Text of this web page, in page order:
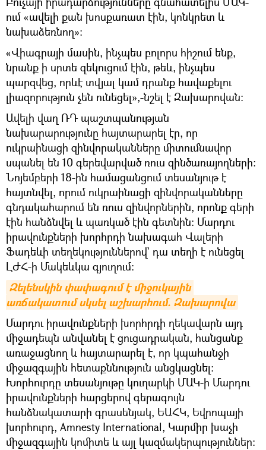
ում «ավելի քան խոսքառատ էին, կոնկրետ և
նախաձեռնող»:
«Վիագրայի մասին, ինչպես բոլորս հիշում ենք,
նրանք ի սրտե զեկուցում էին, թեև, ինչպես
պարզվեց, որևէ տվյալ կամ դրանք հավաքելու
լիազորություն չեն ունեցել»,-նշել է Զախարովան:
Ավելի վաղ ՌԴ պաշտպանության
նախարարությունը հայտարարել էր, որ
ուկրաինացի զինվորականները միտումնավոր
սպանել են 10 գերեվարված ռուս զինծառայողների։
Նոյեմբերի 18-ին համացանցում տեսանյութ է
հայտնվել, որում ուկրաինացի զինվորականները
գնդակահարում են ռուս զինվորներին, որոնք գերի
էին հանձնվել և պառկած էին գետնին: Մարդու
իրավունքների խորհրդի նախագահ Վալերի
Ֆադեևի տեղեկություններով` դա տեղի է ունեցել
ԼԺՀ-ի Մակեևկա գյուղում։
Զելենսկին փափագում է միջուկային
առճակատում սկսել աշխարհում. Զախարովա
Մարդու իրավունքների խորհրդի ղեկավարն այդ
միջադեպն անվանել է ցուցադրական, հանցանք
առաջացնող և հայտարարել է, որ կպահանջի
միջազգային հետաքննություն անցկացնել:
Խորհուրդը տեսանյութը կուղարկի ՄԱԿ-ի Մարդու
իրավունքների հարցերով գերագույն
հանձնակատարի գրասենյակ, ԵԱՀԿ, Եվրոպայի
խորհուրդ, Amnesty International, Կարմիր խաչի
միջազգային կոմիտե և այլ կազմակերպություններ: